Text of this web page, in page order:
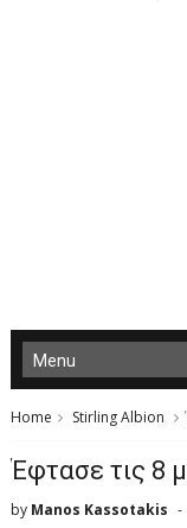
Home Stirling Albion
Έφτασε τις 8
by Manos Kassotakis